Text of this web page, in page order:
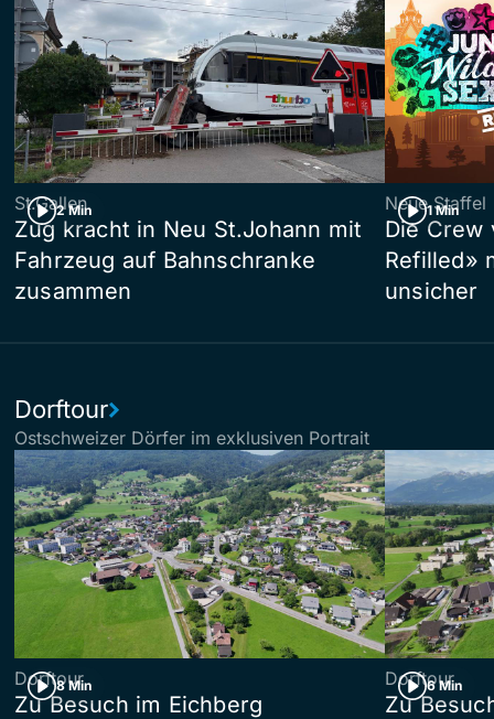
2 Min
St.Gallen
Zug kracht in Neu St.Johann mit
Fahrzeug auf Bahnschranke
zusammen
1 Min
Neue Staffel
Die Crew
Refilled»
unsicher
Dorftour
Ostschweizer Dörfer im exklusiven Portrait
8 Min
Dorftour
Zu Besuch im Eichberg
6 Min
Dorftour
Zu